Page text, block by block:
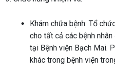
Khám chữa bệnh: Tổ
cho tất cả các bệnh
tại Bệnh viện Bạch Mai.
khác trong bệnh viện